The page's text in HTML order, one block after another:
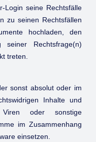
Login seine Rechtsfälle
zu seinen Rechtsfällen
hochladen, den
Rechtsfrage(n)
treten.
sonst absolut oder im
Inhalte und
oder sonstige
im Zusammenhang
einsetzen.